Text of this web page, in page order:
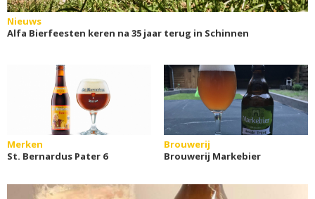
Nieuws
Alfa Bierfeesten keren na 35 jaar terug in Schinnen
Merken
St. Bernardus Pater 6
Brouwerij
Brouwerij Markebier